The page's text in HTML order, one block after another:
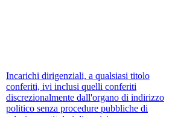
Incarichi dirigenziali, a qualsiasi titolo
conferiti, ivi inclusi quelli conferiti
discrezionalmente dall'organo di indirizzo
politico senza procedure pubbliche di